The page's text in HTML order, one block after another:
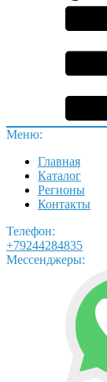
Меню:
Главная
Каталог
Регионы
Контакты
Телефон:
+79244284835
Мессенджеры: